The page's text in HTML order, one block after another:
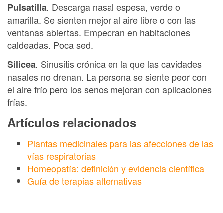
Pulsatilla. Descarga nasal espesa, verde o
amarilla. Se sienten mejor al aire libre o con las
ventanas abiertas. Empeoran en habitaciones
caldeadas. Poca sed.
Silicea. Sinusitis crónica en la que las cavidades
nasales no drenan. La persona se siente peor con
el aire frío pero los senos mejoran con aplicaciones
frías.
Artículos relacionados
Plantas medicinales para las afecciones de las
vías respiratorias
Homeopatía: definición y evidencia científica
Guía de terapias alternativas